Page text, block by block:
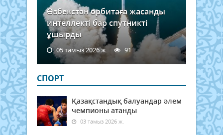
Өзбекстан орбитаға жасанды
интеллекті бар спутникті
ұшырды
05 тамыз 2026 ж. 91
СПОРТ
Қазақстандық балуандар әлем
чемпионы атанды
03 тамыз 2026 ж.